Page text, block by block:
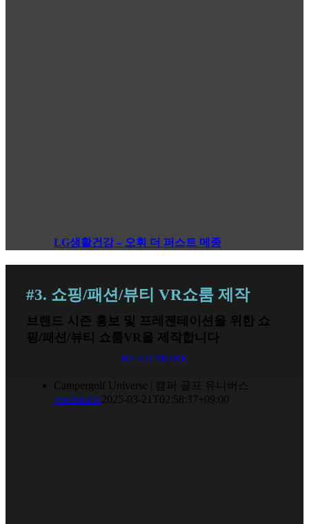
LG생활건강 – 오휘 더 퍼스트 메종
#3. 쇼핑/패션/뷰티 VR쇼룸 제작
브랜드 시즌 홍보 및 프레젠테이션을 위한 쇼
핑/패션/뷰티 쇼룸VR을 제작합니다
READ MORE
Campergolf Universe | 캠퍼 골프 유니버스
vrealstudio 2025-03-21T02:58:37+09:00